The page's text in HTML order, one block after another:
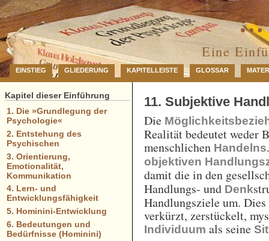
…
Eine
EINSTIEG GLIEDERUNG KAPITELLEISTE GLOSSAR
11. Subjektive
Die
Realität bedeutet weder
menschlichen Handelns
objektiven
damit die in den
Handlungs- und Denk
Handlungsziele um.
verkürzt, zerstückelt,
Individuum als seine
Kapitel dieser Einführung
1. Die »Grundlegung der
Psychologie«
2. Entstehung des
Psychischen
3. Orientierung,
Emotionalität,
Kommunikation
4. Lern- und
Entwicklungsfähigkeit
5. Hominini-Entwicklung
6. Bedeutungen und
Bedürfnisse (Hominini)